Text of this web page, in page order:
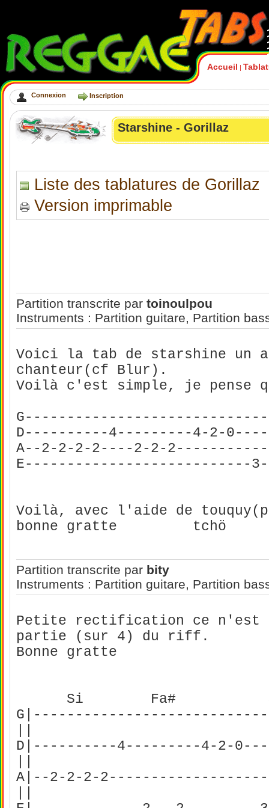
Accueil |
Connexion Inscription
Starshine - Gorillaz
Liste des tablatures de Gorillaz
Version imprimable
Partition transcrite par toinoulpou
Instruments : Partition guitare, Partition
Voici la tab de starshine un
chanteur(cf Blur).
Voilà c'est simple, je pense
D----------4---------4-2-
A--2-2-2-2----2-2-
E---------------------------3-
Voilà, avec l'aide de
bonne gratte tchö
Partition transcrite par bity
Instruments : Partition guitare, Partition
Petite rectification ce n'est
partie (sur 4) du riff.
Bonne gratte
Si Fa# Sol
D|----------4---------4-2-
A|--2-2-2-